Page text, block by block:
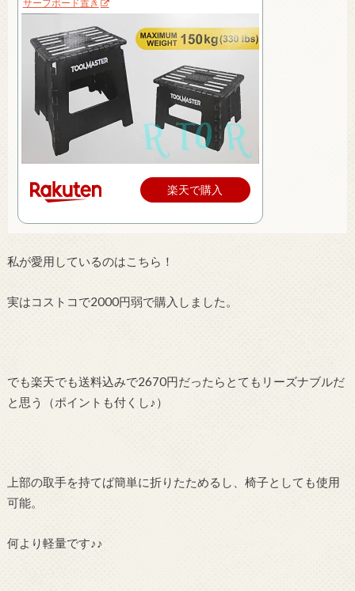
サーフボード置き
楽天で購入
私が愛用しているのはこちら！
実はコストコで2000円弱で購入しました。
でも楽天でも送料込みで2670円だったらとてもリーズナブルだ
と思う（ポイントも付くし♪）
上部の取手を持てば簡単に折りたためるし、椅子としても使用
可能。
何より軽量です♪♪